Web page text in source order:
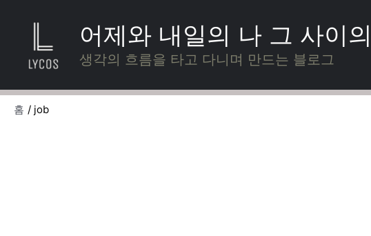
너
어제와 내일의 나 그 사이
생각의 흐름을 타고 다니며 만드는 블로그
홈 job